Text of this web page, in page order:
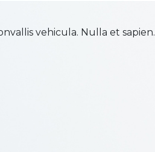
vehicula. Nulla et